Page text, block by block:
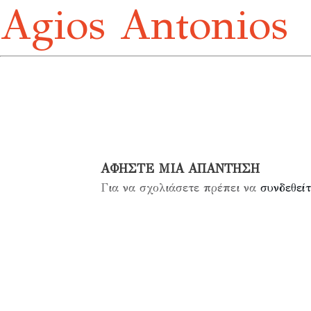
Agios Antonios
ΑΦΉΣΤΕ ΜΙΑ ΑΠΆΝΤΗΣΗ
Για να σχολιάσετε πρέπει να